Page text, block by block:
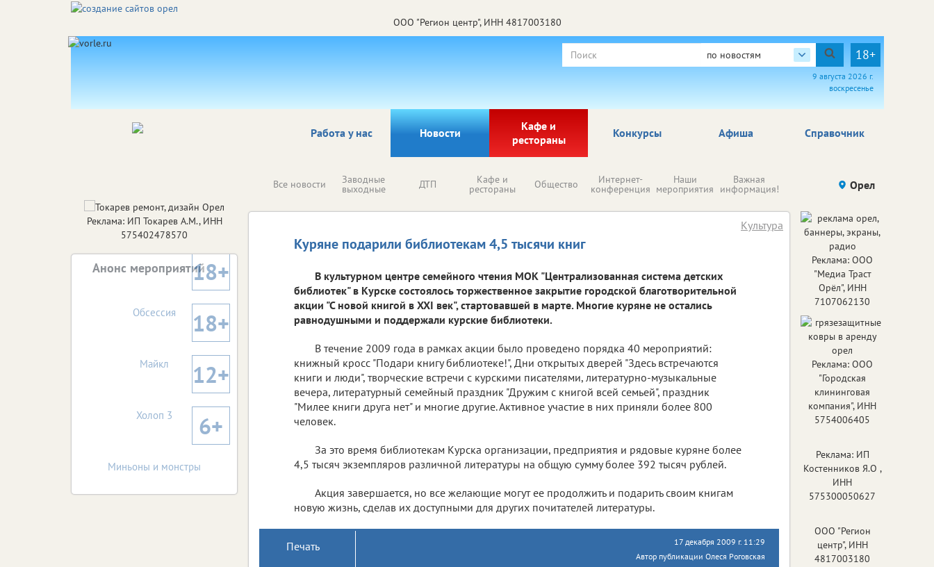
ООО "Регион центр", ИНН 4817003180
по новостям 18+
9 августа 2026 г.
воскресенье
Работа у нас Новости
Кафе и
рестораны
Афиша Справочник
Конкурсы
Все новости Заводные
выходные ДТП Кафе и
рестораны Общество Интернет-
конференция
Наши
мероприятия
Важная
информация! Происшествия Здоровье
Орел
Куряне подарили библиотекам 4,5 тысячи книг
Культура
В культурном центре семейного чтения МОК "Централизованная система детских
библиотек" в Курске состоялось торжественное закрытие городской благотворительной
акции "С новой книгой в XXI век", стартовавшей в марте. Многие куряне не остались
равнодушными и поддержали курские библиотеки.
В течение 2009 года в рамках акции было проведено порядка 40 мероприятий:
книжный кросс "Подари книгу библиотеке!", Дни открытых дверей "Здесь встречаются
книги и люди", творческие встречи с курскими писателями, литературно-музыкальные
вечера, литературный семейный праздник "Дружим с книгой всей семьей", праздник
"Милее книги друга нет" и многие другие. Активное участие в них приняли более 800
человек.
За это время библиотекам Курска организации, предприятия и рядовые куряне более
4,5 тысяч экземпляров различной литературы на общую сумму более 392 тысяч рублей.
Акция завершается, но все желающие могут ее продолжить и подарить своим книгам
новую жизнь, сделав их доступными для других почитателей литературы.
Печать
17 декабря 2009 г. 11:29
Автор публикации Олеся Роговская
Реклама: ИП Токарев А.М., ИНН
575402478570
Анонс мероприятий18+
Обсессия 18+
Майкл 12+
Холоп 3 6+
Миньоны и монстры
Реклама: ООО
"Медиа Траст
Орёл", ИНН
7107062130
Реклама: ООО
"Городская
клининговая
компания", ИНН
5754006405
Реклама: ИП
Костенников Я.О ,
ИНН
575300050627
ООО "Регион
центр", ИНН
4817003180